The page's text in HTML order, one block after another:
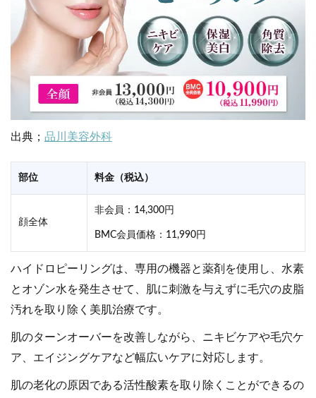
出典； 品川美容外科
部位 料金（税込）
顔全体
非会員：14,300円
BMC会員価格：11,990円
ハイドロピーリングは、専用の機器と薬剤を使用し、水素
とオゾン水を発生させて、肌に刺激を与えずに毛穴の皮脂
汚れを取り除く美肌治療です。
肌のターンオーバーを改善しながら、ニキビケアや毛穴ケ
ア、エイジングケアなど幅広いケアに対応します。
肌の老化の原因である活性酸素を取り除くことができるの